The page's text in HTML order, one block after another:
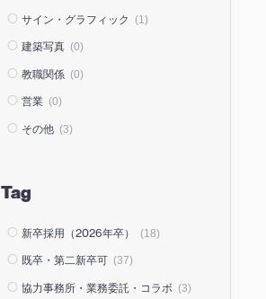
サイン・グラフィック (1)
建築写真 (0)
教職関係 (0)
営業 (0)
その他 (3)
Tag
新卒採用（2026年卒） (18)
既卒・第二新卒可 (37)
協力事務所・業務委託・コラボ (3)